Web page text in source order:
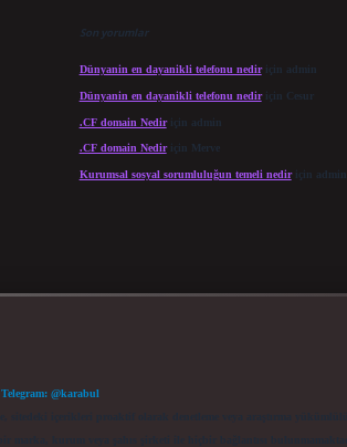
Son yorumlar
Dünyanin en dayanikli telefonu nediriçin admin
Dünyanin en dayanikli telefonu nediriçin Cesur
.CF domain Nediriçin admin
.CF domain Nediriçin Merve
Kurumsal sosyal sorumluluğun temeli nediriçin admin
Telegram: @karabul